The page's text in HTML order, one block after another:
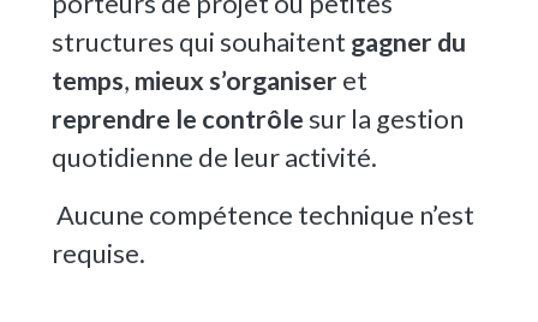
structures qui souhaitent gagner du
temps, mieux s’organiser et
reprendre le contrôle sur la gestion
quotidienne de leur activité.
Aucune compétence technique n’est
requise.